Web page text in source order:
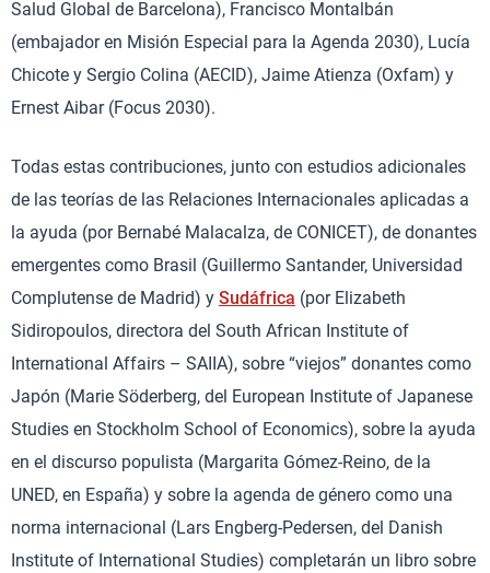
Salud Global de Barcelona), Francisco Montalbán
(embajador en Misión Especial para la Agenda 2030), Lucía
Chicote y Sergio Colina (AECID), Jaime Atienza (Oxfam) y
Ernest Aibar (Focus 2030).
Todas estas contribuciones, junto con estudios adicionales
de las teorías de las Relaciones Internacionales aplicadas a
la ayuda (por Bernabé Malacalza, de CONICET), de donantes
emergentes como Brasil (Guillermo Santander, Universidad
Complutense de Madrid) y Sudáfrica (por Elizabeth
Sidiropoulos, directora del South African Institute of
International Affairs – SAIIA), sobre “viejos” donantes como
Japón (Marie Söderberg, del European Institute of Japanese
Studies en Stockholm School of Economics), sobre la ayuda
en el discurso populista (Margarita Gómez-Reino, de la
UNED, en España) y sobre la agenda de género como una
norma internacional (Lars Engberg-Pedersen, del Danish
Institute of International Studies) completarán un libro sobre